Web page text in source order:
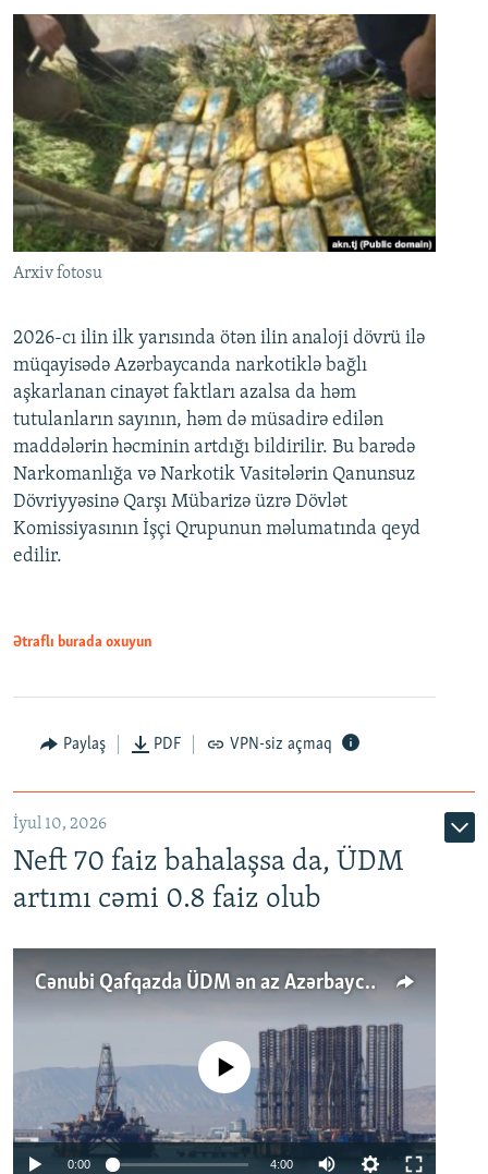
Arxiv fotosu
2026-cı ilin ilk yarısında ötən ilin analoji dövrü ilə
müqayisədə Azərbaycanda narkotiklə bağlı
aşkarlanan cinayət faktları azalsa da həm
tutulanların sayının, həm də müsadirə edilən
maddələrin həcminin artdığı bildirilir. Bu barədə
Narkomanlığa və Narkotik Vasitələrin Qanunsuz
Dövriyyəsinə Qarşı Mübarizə üzrə Dövlət
Komissiyasının İşçi Qrupunun məlumatında qeyd
edilir.
Ətraflı burada oxuyun
Paylaş PDF VPN-siz açmaq
İyul 10, 2026
Neft 70 faiz bahalaşsa da, ÜDM
artımı cəmi 0.8 faiz olub
Cənubi Qafqazda ÜDM ən az Azərbaycanda artır: Qonşuları niyə Bakını qabaqlaya bilir?
No media source currently available
0:00 4:00